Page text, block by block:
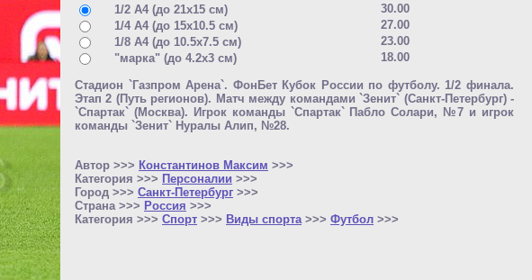
1/2 A4 (до 21x15 см)
30.00
1/4 A4 (до 15x10.5 см)
27.00
1/8 A4 (до 10.5x7.5 см)
23.00
"марка" (до 4.2x3 см)
18.00
Стадион `Газпром Арена`. ФонБет Кубок России по футболу. 1/2 финала.
Этап 2 (Путь регионов). Матч между командами `Зенит` (Санкт-Петербург) -
`Спартак` (Москва). Игрок команды `Спартак` Пабло Солари, №7 и игрок
команды `Зенит` Нуралы Алип, №28.
Автор >>> Константинов Максим >>>
Категория >>> Персоналии >>>
Город >>> Санкт-Петербург >>>
Страна >>> Россия >>>
Категория >>> Спорт >>> Виды спорта >>> Футбол >>>